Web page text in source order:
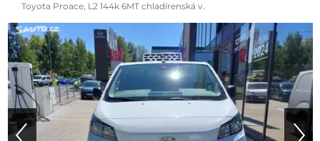
Toyota Proace, L2 144k 6MT chladírenská v.